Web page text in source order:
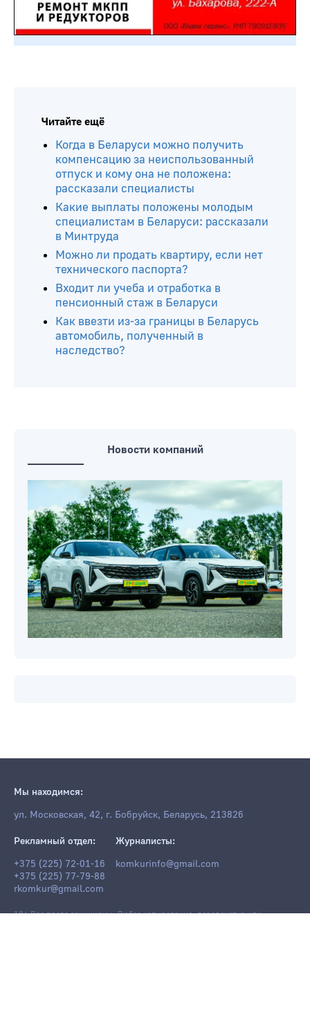
Читайте ещё
Когда в Беларуси можно получить
компенсацию за неиспользованный
отпуск и кому она не положена:
рассказали специалисты
Какие выплаты положены молодым
специалистам в Беларуси: рассказали
в Минтруда
Можно ли продать квартиру, если нет
технического паспорта?
Входит ли учеба и отработка в
пенсионный стаж в Беларуси
Как ввезти из-за границы в Беларусь
автомобиль, полученный в
наследство?
Новости компаний
Мы находимся:
ул. Московская, 42, г. Бобруйск, Беларусь, 213826
Рекламный отдел:
+375 (225) 72-01-16
+375 (225) 77-79-88
rkomkur@gmail.com
Журналисты:
komkurinfo@gmail.com
18+ Все права защищены. Любое копирование, перепечатка или